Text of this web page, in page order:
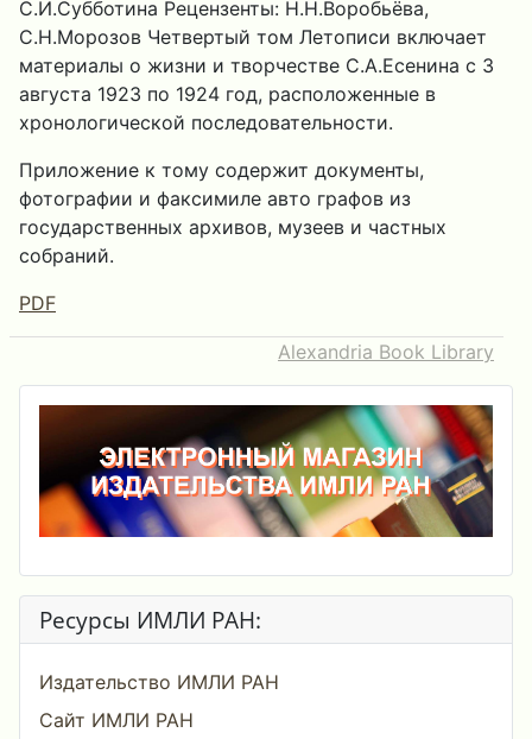
С.И.Субботина Рецензенты: Н.Н.Воробьёва,
С.Н.Морозов Четвертый том Летописи включает
материалы о жизни и творчестве С.А.Есенина с 3
августа 1923 по 1924 год, расположенные в
хронологической последовательности.
Приложение к тому содержит документы,
фотографии и факсимиле авто­ графов из
государственных архивов, музеев и частных
собраний.
PDF
Alexandria Book Library
Ресурсы ИМЛИ РАН:
Издательство ИМЛИ РАН
Сайт ИМЛИ РАН